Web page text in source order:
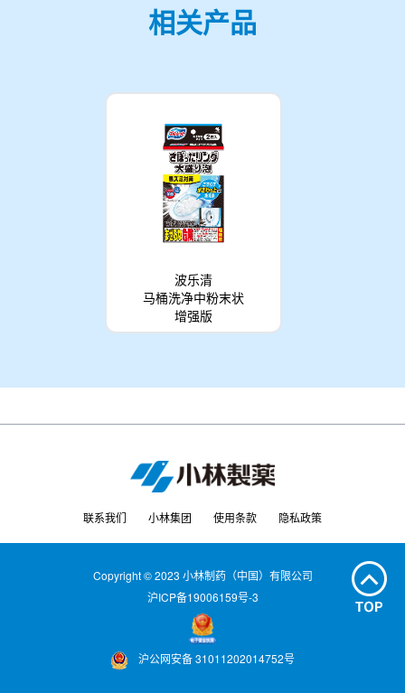
相关产品
波乐清
马桶洗净中粉末状
增强版
联系我们 小林集团 使用条款 隐私政策
Copyright © 2023 小林制药（中国）有限公司
沪ICP备19006159号-3
沪公网安备 31011202014752号